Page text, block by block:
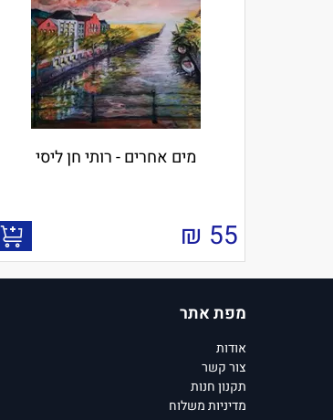
מים אחרים - רותי חן ליסי
55
₪
מפת אתר
אודות
צור קשר
תקנון חנות
מדיניות משלוח